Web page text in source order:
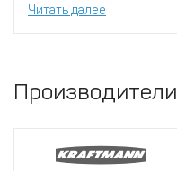
Читать далее
Производители